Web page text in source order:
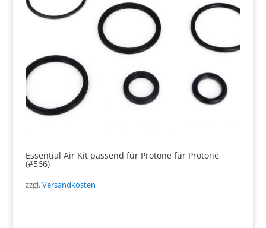
Essential Air Kit passend für Protone für Protone
(#566)
zzgl.Versandkosten